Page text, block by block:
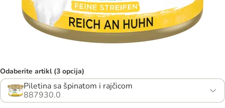
Odaberite artikl (3 opcija)
Piletina sa špinatom i rajčicom
887930.0